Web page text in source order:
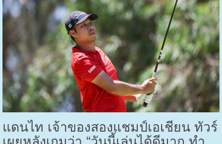
แดนไท เจ้าของสองแชมป์เอเชียน ทัวร์